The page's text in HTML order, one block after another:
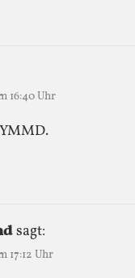
16:40 Uhr
sagt:
17:12 Uhr